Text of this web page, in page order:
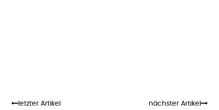
letzter Artikel nächster Artikel